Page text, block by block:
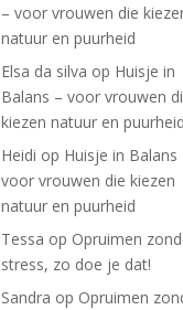
– voor vrouwen die
natuur en puurheid
Elsa da silva op Huisje in
Balans – voor vrouwen
kiezen natuur en puurheid
Heidi op Huisje in Balans
voor vrouwen die kiezen
natuur en puurheid
Tessa op Opruimen
stress, zo doe je dat!
Sandra op Opruimen